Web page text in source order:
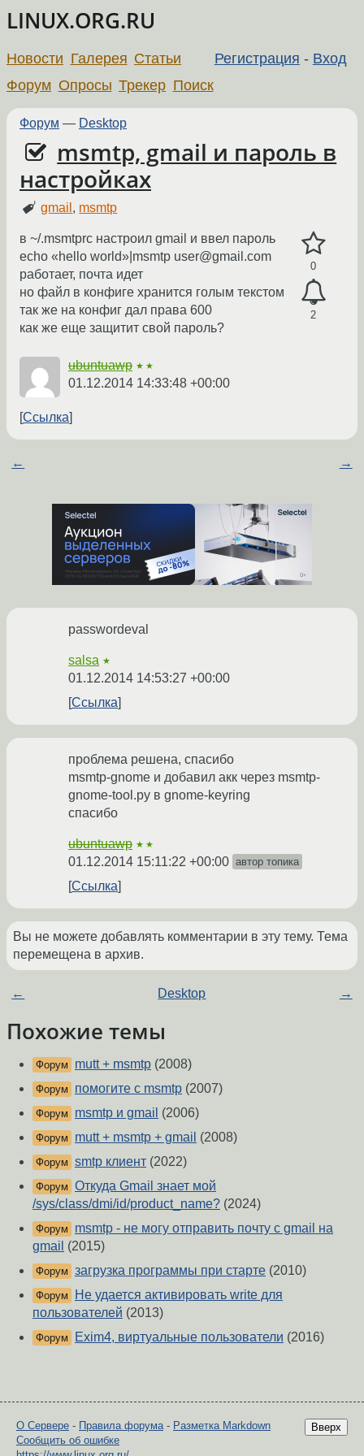
LINUX.ORG.RU
Регистрация - Вход
Новости Галерея Статьи
Форум Опросы Трекер Поиск
Форум — Desktop
msmtp, gmail и пароль в
настройках
gmail , msmtp
0
2
в ~/.msmtprc настроил gmail и ввел пароль
echo «hello world»|msmtp user@gmail.com
работает, почта идет
но файл в конфиге хранится голым текстом
так же на конфиг дал права 600
как же еще защитит свой пароль?
ubuntuawp ★★
01.12.2014 14:33:48 +00:00
Ссылка
← →
passwordeval
salsa ★
01.12.2014 14:53:27 +00:00
Ссылка
проблема решена, спасибо
msmtp-gnome и добавил акк через msmtp-
gnome-tool.py в gnome-keyring
спасибо
ubuntuawp ★★
01.12.2014 15:11:22 +00:00 автор топика
Ссылка
Вы не можете добавлять комментарии в эту тему. Тема
перемещена в архив.
← Desktop →
Похожие темы
Форум mutt + msmtp (2008)
Форум помогите с msmtp (2007)
Форум msmtp и gmail (2006)
Форум mutt + msmtp + gmail (2008)
Форум smtp клиент (2022)
Форум Откуда Gmail знает мой
/sys/class/dmi/id/product_name? (2024)
Форум
msmtp - не могу отправить почту с gmail на
gmail (2015)
Форум загрузка программы при старте (2010)
Форум
Не удается активировать write для
пользователей (2013)
Форум Exim4, виртуальные пользователи (2016)
Вверх
О Сервере - Правила форума- Разметка Markdown
Сообщить об ошибке